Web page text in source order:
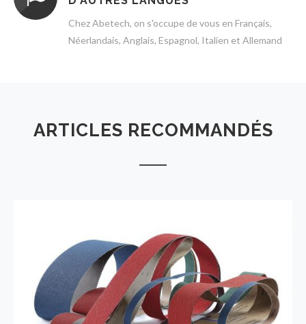
Chez Abetech, on s'occupe de vous en Français,
Néerlandais, Anglais, Espagnol, Italien et Allemand
ARTICLES RECOMMANDÉS